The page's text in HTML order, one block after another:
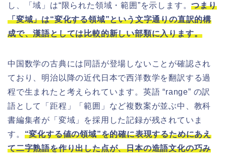
し、「域」は“限られた領域・範囲”を示します。つまり
「変域」は“変化する領域”という文字通りの直訳的構
成で、漢語としては比較的新しい部類に入ります。
中国数学の古典には同語が登場しないことが確認され
ており、明治以降の近代日本で西洋数学を翻訳する過
程で生まれたと考えられています。英語 “range” の訳
語として「距程」「範囲」など複数案が並ぶ中、教科
書編集者が「変域」を採用した記録が残されていま
す。 “変化する値の領域”を的確に表現するためにあえ
て二字熟語を作り出した点が、日本の造語文化の巧み